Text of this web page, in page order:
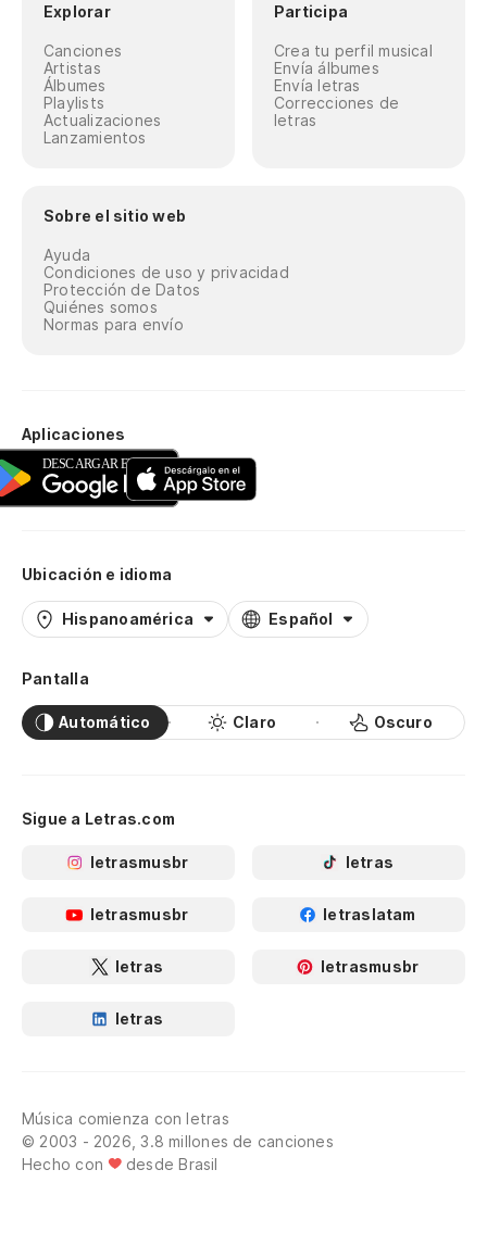
Explorar
Canciones
Artistas
Álbumes
Playlists
Actualizaciones
Lanzamientos
Participa
Crea tu perfil musical
Envía álbumes
Envía letras
Correcciones de
letras
Sobre el sitio web
Ayuda
Condiciones de uso y privacidad
Protección de Datos
Quiénes somos
Normas para envío
Aplicaciones
Ubicación e idioma
Hispanoamérica Español
Pantalla
Automático Claro Oscuro
Sigue a Letras.com
letrasmusbr letras
letrasmusbr letraslatam
letras letrasmusbr
letras
Música comienza con letras
© 2003 - 2026, 3.8 millones de canciones
Hecho con
desde Brasil